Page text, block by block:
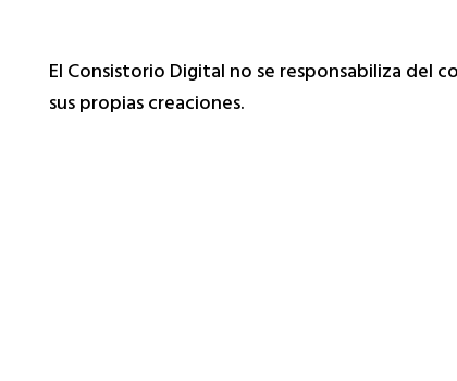
El Consistorio Digital no se responsabiliza
sus propias creaciones.